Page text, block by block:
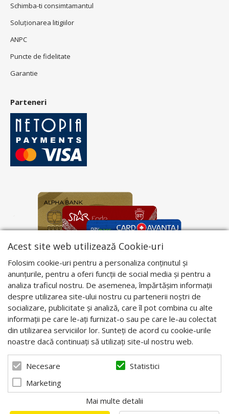
Schimba-ti consimtamantul
Soluționarea litigiilor
ANPC
Puncte de fidelitate
Garantie
Parteneri
Acest site web utilizează Cookie-uri
Folosim cookie-uri pentru a personaliza conținutul și
anunțurile, pentru a oferi funcții de social media și pentru a
analiza traficul nostru. De asemenea, împărtășim informații
despre utilizarea site-ului nostru cu partenerii noștri de
socializare, publicitate și analiză, care îl pot combina cu alte
informații pe care le-ați furnizat-o sau pe care le-au colectat
din utilizarea serviciilor lor. Sunteți de acord cu cookie-urile
noastre dacă continuați să utilizați site-ul nostru web.
Necesare
Statistici
Marketing
Mai multe detalii